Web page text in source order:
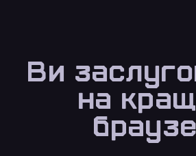
Ви
на